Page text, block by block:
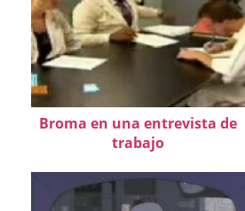
Broma en una entrevista de
trabajo